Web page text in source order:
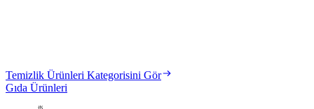
Temizlik Ürünleri Kategorisini Gör
Gıda Ürünleri